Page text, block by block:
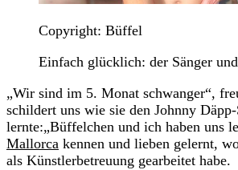
Copyright: Büffel
Einfach glücklich: der Sänger
„Wir sind im 5. Monat schwanger“,
schildert uns wie sie den Johnny
lernte:„Büffelchen und ich haben uns
Mallorca kennen und lieben gelernt,
als Künstlerbetreuung gearbeitet habe.